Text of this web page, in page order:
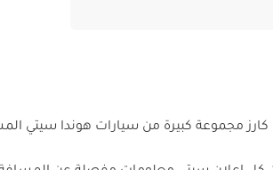
مجموعة كبيرة من سيارات هوندا سيتي